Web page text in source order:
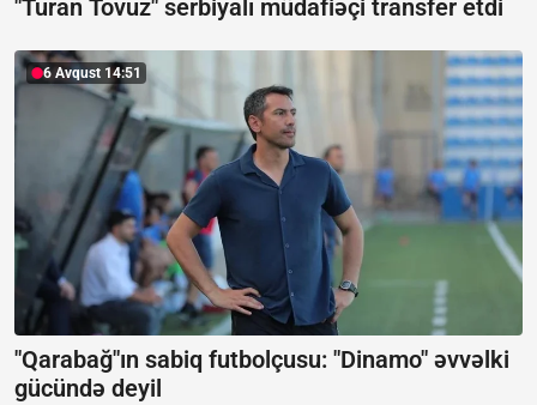
"Turan Tovuz" serbiyalı müdafiəçi transfer etdi
6 Avqust 14:51
"Qarabağ"ın sabiq futbolçusu: "Dinamo" əvvəlki
gücündə deyil